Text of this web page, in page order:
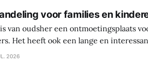
voor families en
van oudsher een ontmoetingsplaats
Het heeft ook een lange en
gevonden van bewoning en
2026